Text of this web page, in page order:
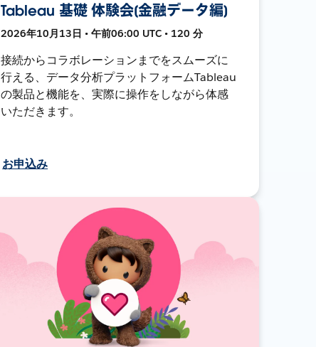
Tableau 基礎 体験会[金融データ編]
2026年10月13日 • 午前06:00 UTC • 120 分
接続からコラボレーションまでをスムーズに
行える、データ分析プラットフォームTableau
の製品と機能を、実際に操作をしながら体感
いただきます。
お申込み